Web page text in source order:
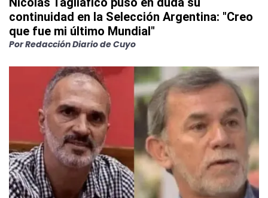
continuidad en la Selección Argentina: "Creo
que fue mi último Mundial"
PorRedacción Diario de Cuyo